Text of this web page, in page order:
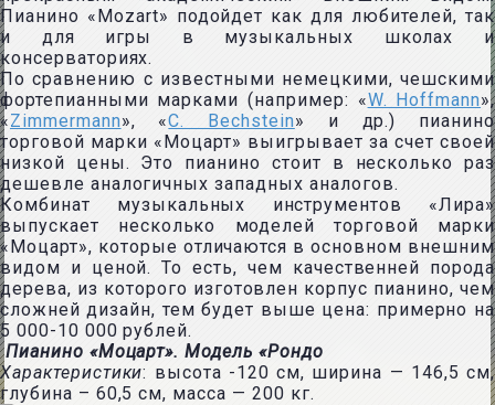
Пианино «Mozart» подойдет как для любителей, так
и для игры в музыкальных школах и
консерваториях.
По сравнению с известными немецкими, чешскими
фортепианными марками (например: «W. Hoffmann»,
«Zimmermann», «C. Bechstein» и др.) пианино
торговой марки «Моцарт» выигрывает за счет своей
низкой цены. Это пианино стоит в несколько раз
дешевле аналогичных западных аналогов.
Комбинат музыкальных инструментов «Лира»
выпускает несколько моделей торговой марки
«Моцарт», которые отличаются в основном внешним
видом и ценой. То есть, чем качественней порода
дерева, из которого изготовлен корпус пианино, чем
сложней дизайн, тем будет выше цена: примерно на
5 000-10 000 рублей.
Пианино «Моцарт». Модель «Рондо
Характеристики: высота -120 см, ширина — 146,5 см,
глубина – 60,5 см, масса — 200 кг.